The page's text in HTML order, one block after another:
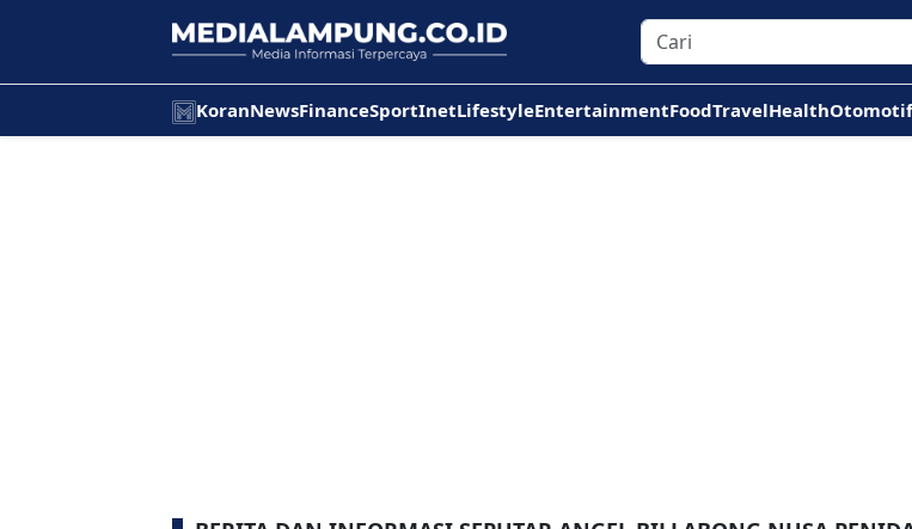
KoranNewsFinanceSportInetLifestyleEntertainmentFoodTravelHealthOtomotif